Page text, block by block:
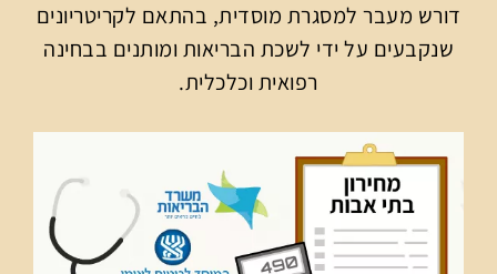
דורש מעבר למסגרת מוסדית, בהתאם לקריטריונים
שנקבעים על ידי לשכת הבריאות ומותנים בבחינה
רפואית וכלכלית.